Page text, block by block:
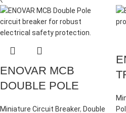
ENOVAR MCB
DOUBLE POLE
Miniature Circuit Breaker, Double